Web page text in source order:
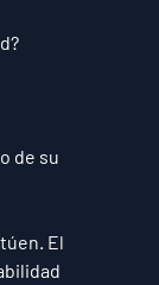
de su
El